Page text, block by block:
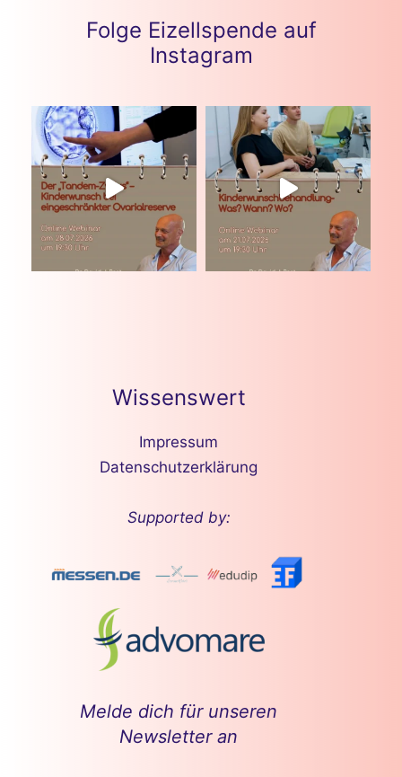
Folge Eizellspende auf
Instagram
Wissenswert
Impressum
Datenschutzerklärung
Supported by:
Melde dich für unseren
Newsletter an